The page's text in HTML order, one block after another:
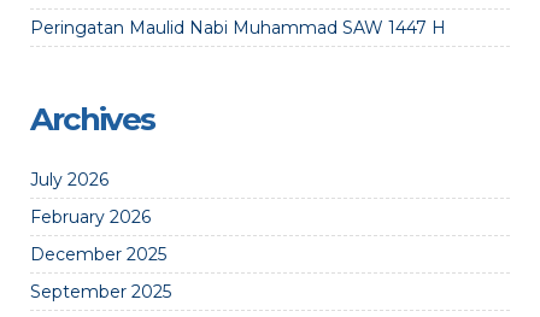
Peringatan Maulid Nabi Muhammad SAW 1447 H
Archives
July 2026
February 2026
December 2025
September 2025